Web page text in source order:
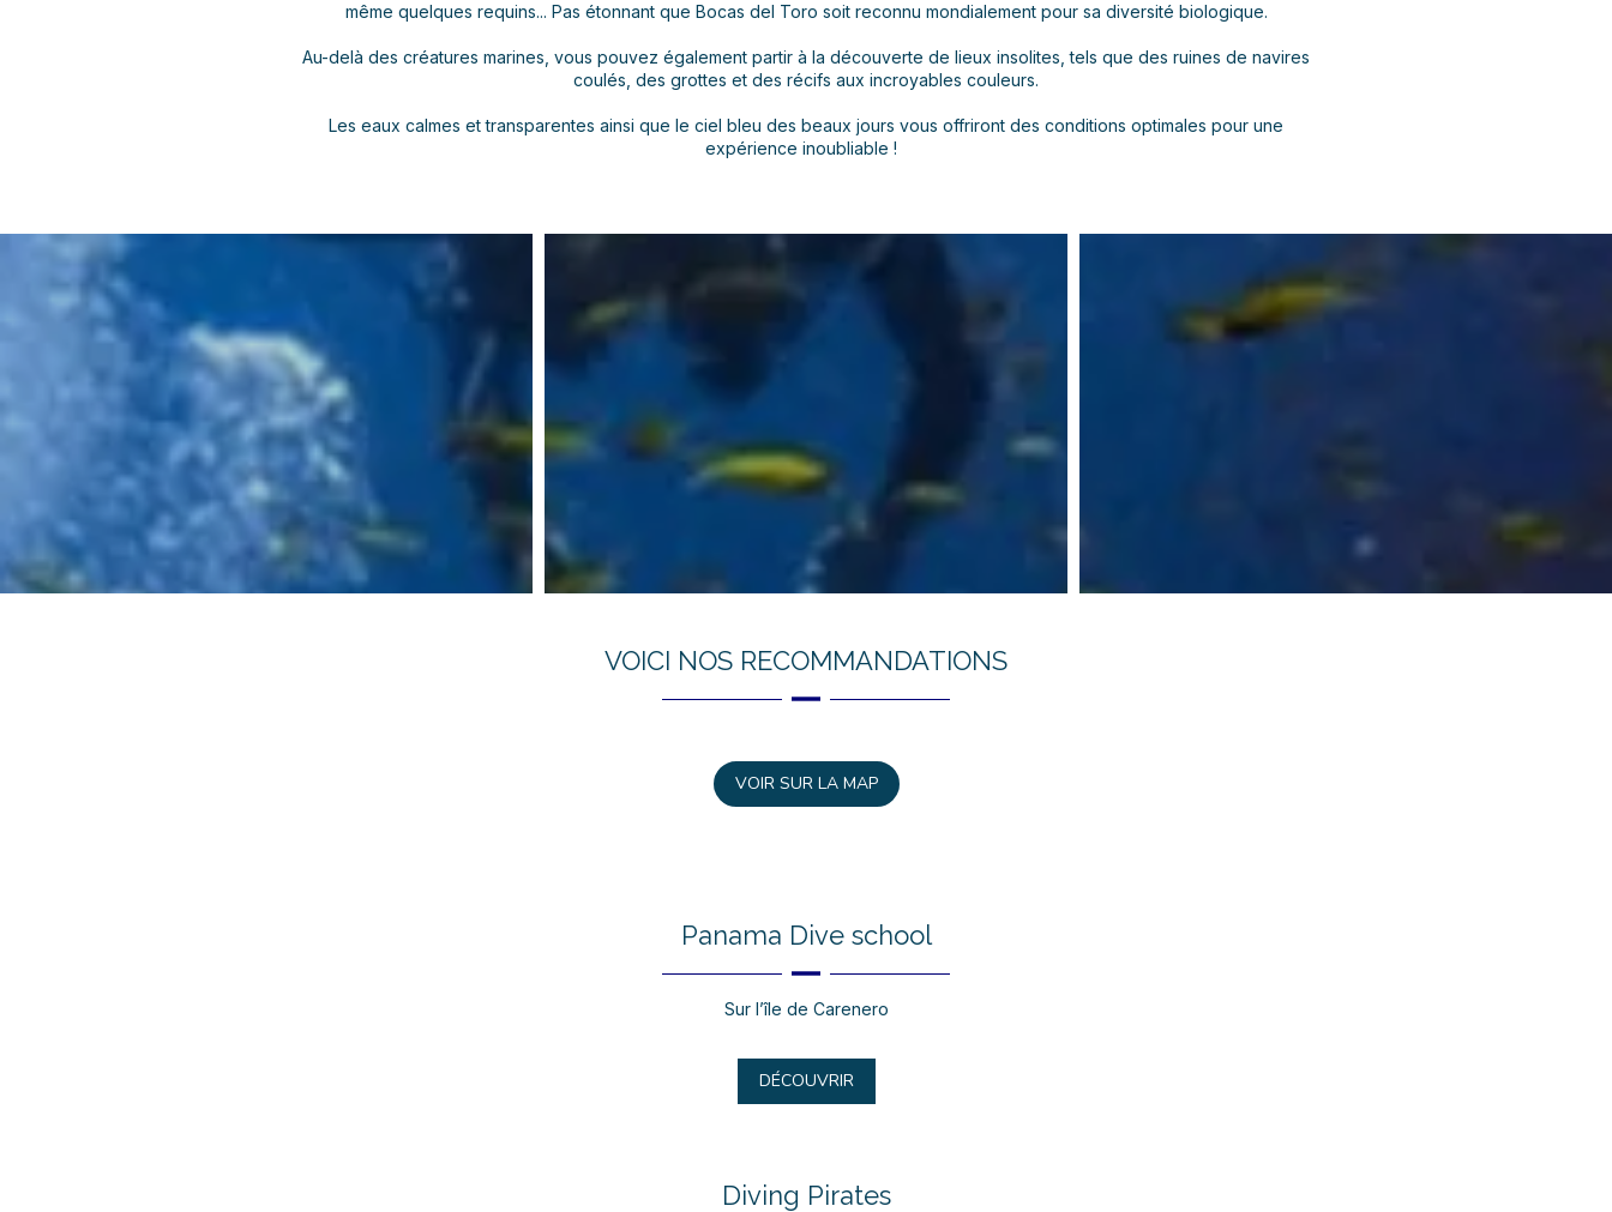
même quelques requins... Pas étonnant que Bocas del Toro soit reconnu mondialement pour sa diversité biologique.
Au-delà des créatures marines, vous pouvez également partir à la découverte de lieux insolites, tels que des ruines de navires
coulés, des grottes et des récifs aux incroyables couleurs.
Les eaux calmes et transparentes ainsi que le ciel bleu des beaux jours vous offriront des conditions optimales pour une
expérience inoubliable !
VOICI NOS RECOMMANDATIONS
VOIR SUR LA MAP
Panama Dive school
Sur l’île de Carenero
DÉCOUVRIR
Diving Pirates